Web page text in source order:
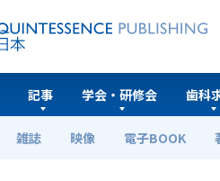
雑誌 映像 電子BOOK
記事 学会・研修会 歯科
歯学書